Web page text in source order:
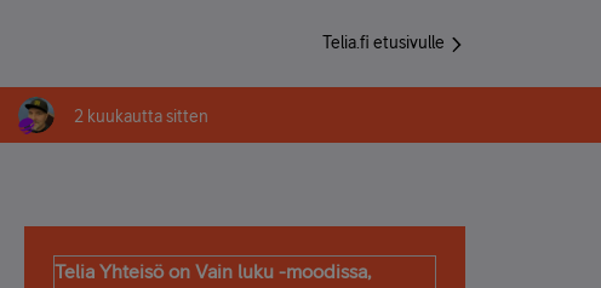
Telia.fi etusivulle
2 kuukautta sitten
Telia Yhteisö on Vain luku -moodissa,